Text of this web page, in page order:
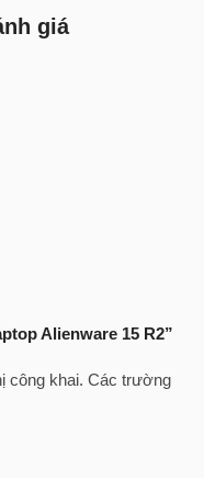
giá
Alienware 15 R2”
công khai. Các trường